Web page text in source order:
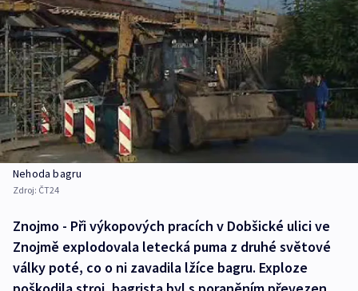
Nehoda bagru
Zdroj: ČT24
Znojmo - Při výkopových pracích v Dobšické ulici ve
Znojmě explodovala letecká puma z druhé světové
války poté, co o ni zavadila lžíce bagru. Exploze